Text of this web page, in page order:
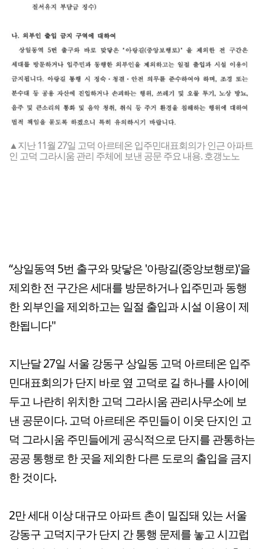
▲지난 11월 27일 고덕 아르테온 입주민대표회의가 인근 아파트
인 고덕 그라시움 관리 주체에 보낸 공문 주요 내용. 호갱노노
“상일동역 5번 출구와 맞닿은 '아랑길(중앙보행로)'을
제외한 전 구간은 세대를 방문하거나 입주민과 동행
한 외부인을 제외하고는 일절 출입과 시설 이용이 제
한됩니다"
지난달 27일 서울 강동구 상일동 고덕 아르테온 입주
민대표회의가 단지 바로 옆 고덕로 길 하나를 사이에
두고 나란히 위치한 고덕 그라시움 관리사무소에 보
낸 공문이다. 고덕 아르테온 주민들이 이웃 단지인 고
덕 그라시움 주민들에게 공식적으로 단지를 관통하는
공공 통행로 한 곳을 제외한 다른 도로의 출입을 금지
한 것이다.
2만 세대 이상 대규모 아파트 촌이 밀집돼 있는 서울
강동구 고덕지구가 단지 간 통행 문제를 놓고 시끄럽